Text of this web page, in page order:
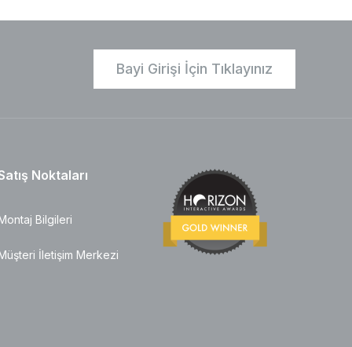
Bayi Girişi İçin Tıklayınız
Noktaları
Bilgileri
İletişim Merkezi